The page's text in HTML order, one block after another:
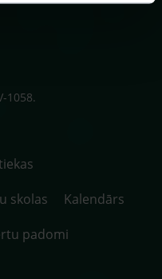
1058.
skolas
Kalendārs
padomi